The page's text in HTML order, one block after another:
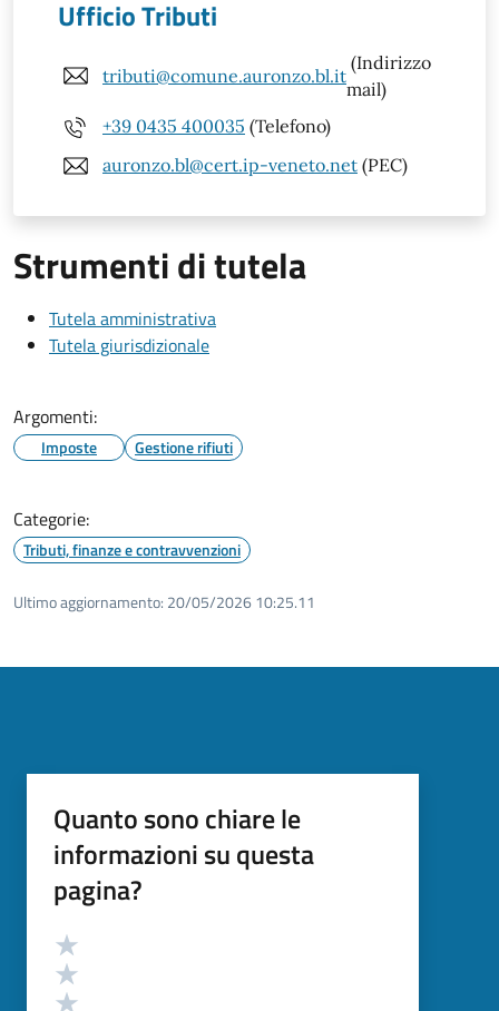
Ufficio Tributi
tributi@comune.auronzo.bl.it
(Indirizzo
mail)
+39 0435 400035 (Telefono)
auronzo.bl@cert.ip-veneto.net (PEC)
Strumenti di tutela
Tutela amministrativa
Tutela giurisdizionale
Argomenti:
Imposte Gestione rifiuti
Categorie:
Tributi, finanze e contravvenzioni
Ultimo aggiornamento: 20/05/2026 10:25.11
Quanto sono chiare le
informazioni su questa
pagina?
Valutazione